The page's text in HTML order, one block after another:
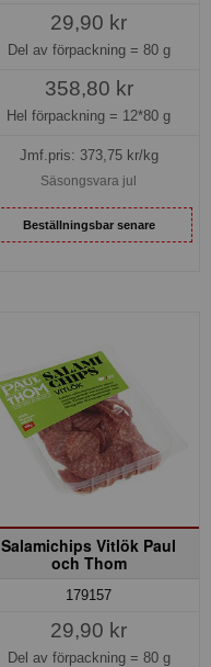
29,90 kr
Del av förpackning = 80 g
358,80 kr
Hel förpackning = 12*80 g
Jmf.pris: 373,75kr/kg
Säsongsvara jul
Beställningsbar senare
Salamichips Vitlök Paul
och Thom
179157
29,90 kr
Del av förpackning = 80 g